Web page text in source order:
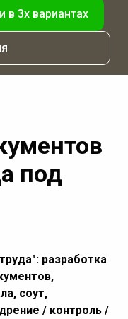
в 3х вариантах
под
разработка
соут,
/ контроль /